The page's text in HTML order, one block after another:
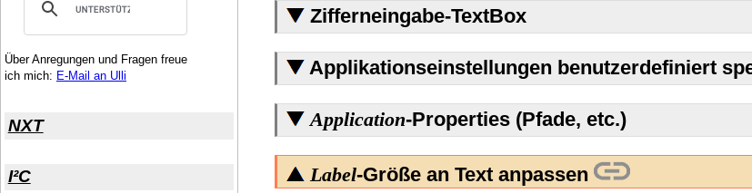
Zifferneingabe-TextBox
Applikationseinstellungen benutzerdefiniert
Application-Properties (Pfade, etc.)
Label-Größe an Text anpassen
Über Anregungen und Fragen freue
ich mich: E-Mail an Ulli
NXT
I²C